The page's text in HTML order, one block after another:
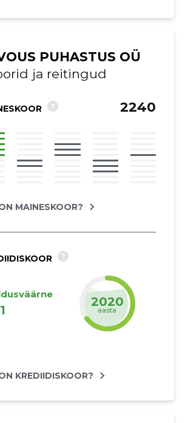
PUHASTUS OÜ
ja reitingud
? 2240
MAINESKOOR?
?
2020
aasta
KREDIIDISKOOR?